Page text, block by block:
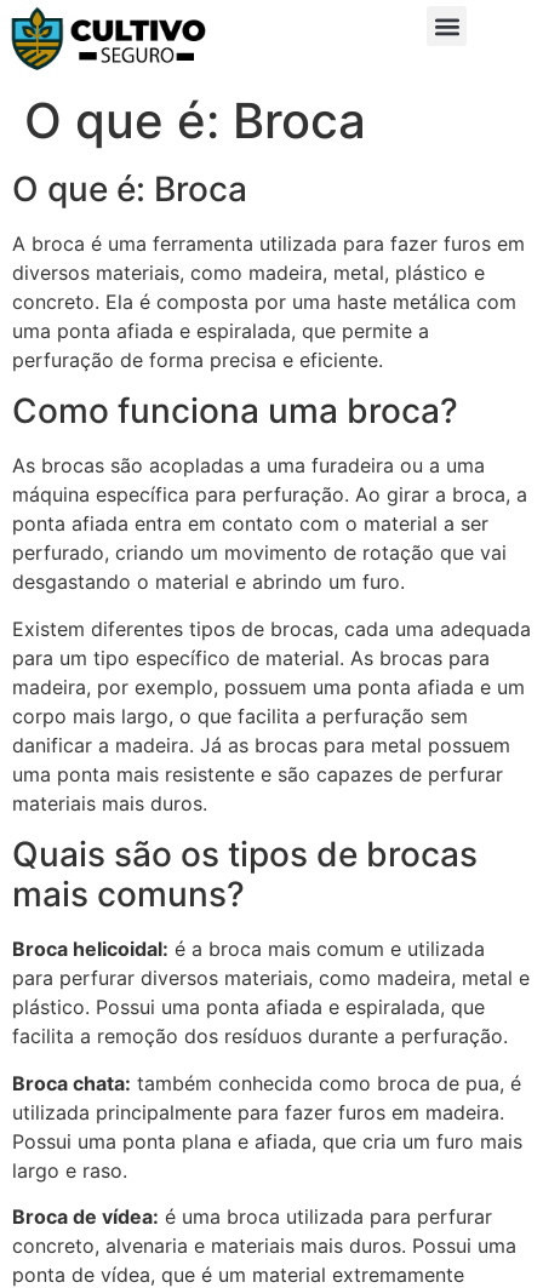
O que é: Broca
O que é: Broca
A broca é uma ferramenta utilizada para fazer furos em
diversos materiais, como madeira, metal, plástico e
concreto. Ela é composta por uma haste metálica com
uma ponta afiada e espiralada, que permite a
perfuração de forma precisa e eficiente.
Como funciona uma broca?
As brocas são acopladas a uma furadeira ou a uma
máquina específica para perfuração. Ao girar a broca, a
ponta afiada entra em contato com o material a ser
perfurado, criando um movimento de rotação que vai
desgastando o material e abrindo um furo.
Existem diferentes tipos de brocas, cada uma adequada
para um tipo específico de material. As brocas para
madeira, por exemplo, possuem uma ponta afiada e um
corpo mais largo, o que facilita a perfuração sem
danificar a madeira. Já as brocas para metal possuem
uma ponta mais resistente e são capazes de perfurar
materiais mais duros.
Quais são os tipos de brocas
mais comuns?
Broca helicoidal: é a broca mais comum e utilizada
para perfurar diversos materiais, como madeira, metal e
plástico. Possui uma ponta afiada e espiralada, que
facilita a remoção dos resíduos durante a perfuração.
Broca chata: também conhecida como broca de pua, é
utilizada principalmente para fazer furos em madeira.
Possui uma ponta plana e afiada, que cria um furo mais
largo e raso.
Broca de vídea: é uma broca utilizada para perfurar
concreto, alvenaria e materiais mais duros. Possui uma
ponta de vídea, que é um material extremamente